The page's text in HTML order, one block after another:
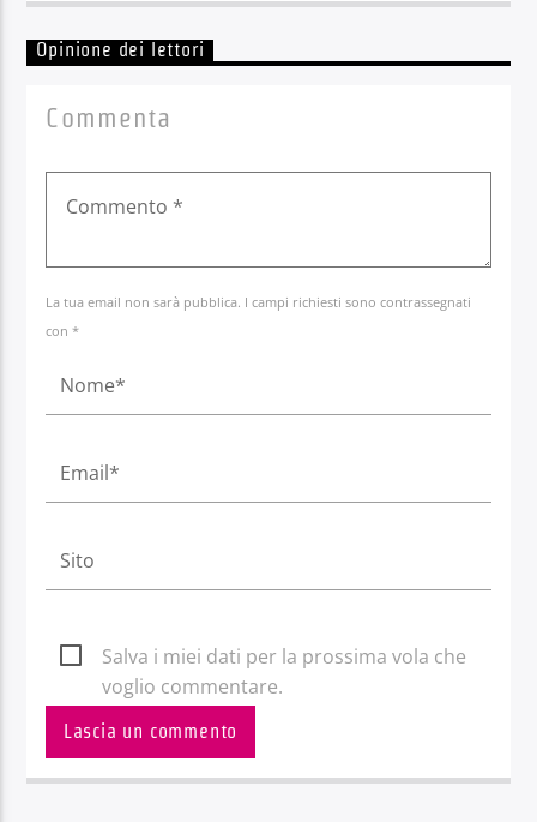
Opinione dei lettori
Commenta
La tua email non sarà pubblica. I campi richiesti sono contrassegnati
con *
Salva i miei dati per la prossima vola che
voglio commentare.